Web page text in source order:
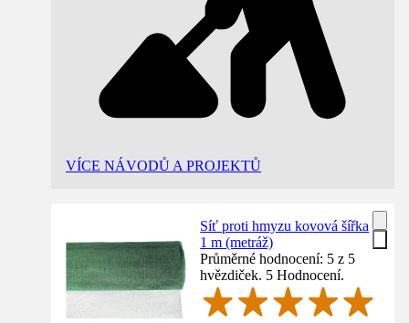
VÍCE NÁVODŮ A PROJEKTŮ
Síť proti hmyzu kovová šířka
1 m (metráž)
Průměrné hodnocení: 5 z 5
hvězdiček. 5 Hodnocení.